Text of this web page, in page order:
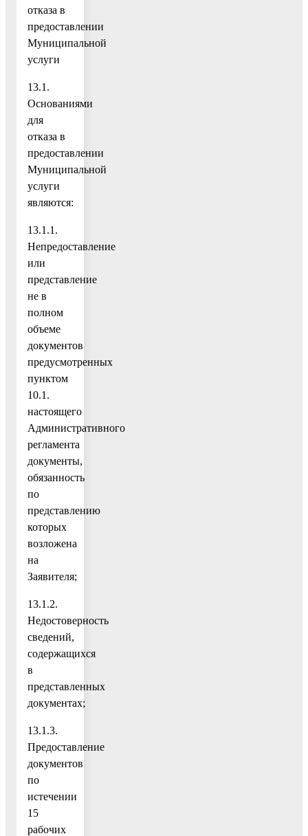
отказа в
предоставлении
Муниципальной
услуги
13.1.
Основаниями
для
отказа в
предоставлении
Муниципальной
услуги
являются:
13.1.1.
Непредоставление
или
представление
не в
полном
объеме
документов
предусмотренных
пунктом
10.1.
настоящего
Административного
регламента
документы,
обязанность
по
представлению
которых
возложена
на
Заявителя;
13.1.2.
Недостоверность
сведений,
содержащихся
в
представленных
документах;
13.1.3.
Предоставление
документов
по
истечении
15
рабочих